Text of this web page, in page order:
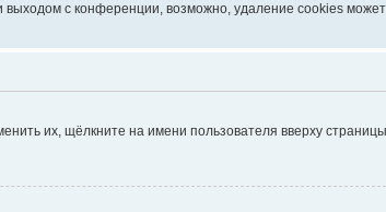
с конференции, возможно, удаление cookies
их, щёлкните на имени пользователя вверху